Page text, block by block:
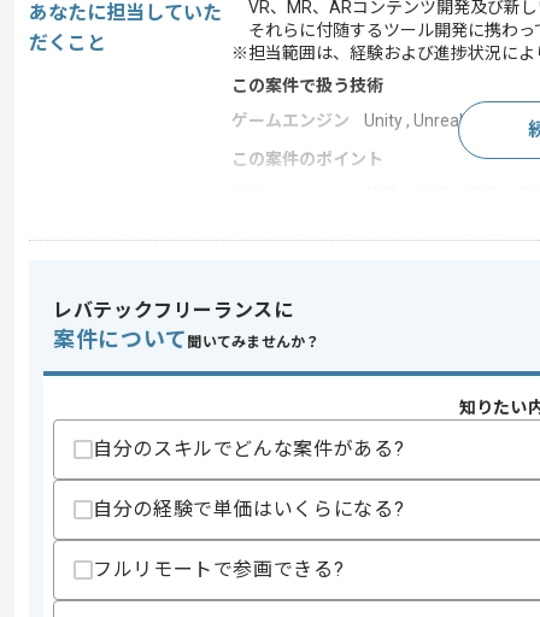
あなたに担当していた
だくこと
VR、MR、ARコンテンツ開発及び新
それらに付随するツール開発に携わっ
※担当範囲は、経験および進捗状況によ
この案件で扱う技術
ゲームエンジン
Unity , Unreal Engine
この案件のポイント
-Unityの経験
-UnrealEngineの経験
スキルに不安がある方へ
上記に似た経験やスキルをお持ちであれば申
レバテックフリーランスに
案件について 聞いてみませんか？
知りたい
自分のスキルでどんな案件がある?
自分の経験で単価はいくらになる?
フルリモートで参画できる?